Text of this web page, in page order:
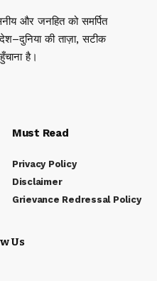
और जनहित को समर्पित
की ताज़ा, सटीक
है।
Must Read
Privacy Policy
Disclaimer
Grievance Redressal Policy
Us